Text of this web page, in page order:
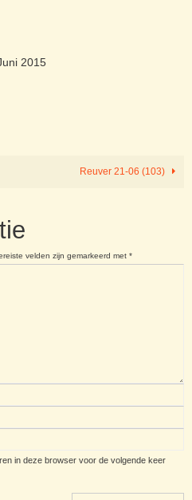
2015
Reuver 21-06 (103)
velden zijn gemarkeerd met *
in deze browser voor de volgende keer